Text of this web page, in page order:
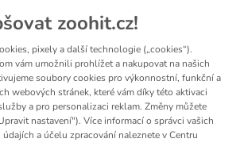
zoohit.cz!
pixely a další technologie („cookies“).
vám umožnili prohlížet a nakupovat na našich
soubory cookies pro výkonnostní, funkční a
webových stránek, které vám díky této aktivaci
a pro personalizaci reklam. Změny můžete
nastavení"). Více informací o správci vašich
a účelu zpracování naleznete v Centru